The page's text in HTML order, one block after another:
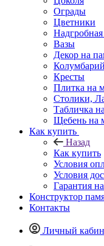
Ограды
Цветники
Вазы
Декор на
Колумбарий
Кресты
Плитка на
Столики,
Табличка
Щебень на
Как купить
Назад
Как купить
Условия
Условия
Гарантия
Конструктор
Контакты
Личный